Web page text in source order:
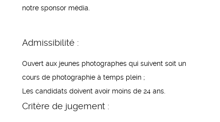
notre sponsor média.
Admissibilité :
Ouvert aux jeunes photographes qui suivent soit un
cours de photographie à temps plein ;
Les candidats doivent avoir moins de 24 ans.
Critère de jugement :